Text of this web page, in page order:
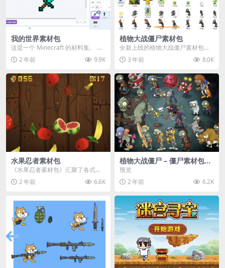
我的世界素材包
这是一个 Minecraft 的材料集。 操
作方法如下： 工具 → 右箭头 怪物...
2 年前 9.9K
植物大战僵尸素材包
全新上线的植物大战僵尸素材包，
内含48个精选资源，涵盖角色、场
景、音效等多样内容...
3 年前 8.0K
水果忍者素材包
《水果忍者素材包》汇聚了各式鲜
美诱人的水果图像与清脆悦耳的切
割音效，专为追求极致...
2 年前 6.6K
植物大战僵尸 – 僵尸素材包
【可预览】
预览
2 年前
6.2K